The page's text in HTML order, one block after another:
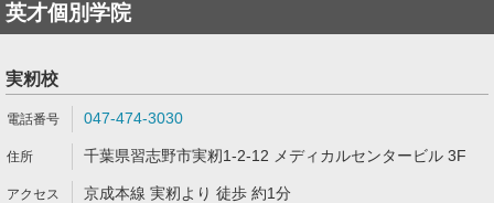
英才個別学院
実籾校
047-474-3030
千葉県習志野市実籾1-2-12 メディカルセンタービル 3F
京成本線 実籾より 徒歩 約1分